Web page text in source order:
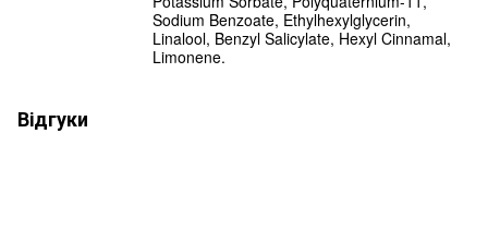
Sodium Benzoate, Ethylhexylglycerin,
Linalool, Benzyl Salicylate, Hexyl Cinnamal,
Limonene.
Відгуки